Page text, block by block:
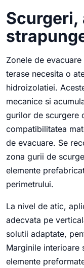
Scurgeri,
Zonele de
terase necesita o
hidroizolatiei.
mecanice si
gurilor de scurgere
compatibilitatea
de evacuare. Se
zona gurii de
elemente
perimetrului.
La nivel de atic,
adecvata pe
solutii adaptate,
Marginile interioare
elemente